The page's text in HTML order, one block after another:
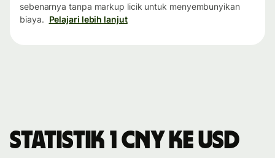
sebenarnya tanpa markup licik untuk menyembunyikan
biaya. Pelajari lebih lanjut
Statistik 1 CNY ke USD